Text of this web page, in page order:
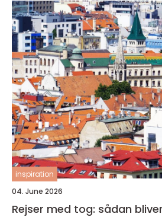
inspiration
04. June 2026
Rejser med tog: sådan